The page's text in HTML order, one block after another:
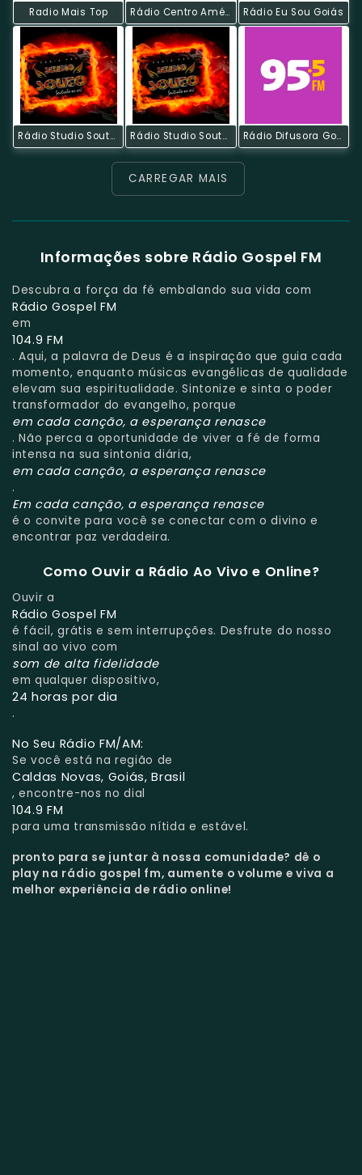
Radio Mais Top Rádio Centro América FM Rádio Eu Sou Goiás
Rádio Studio Souto - Sertanejo Universitário Rádio Studio Souto - Tecnobrega Rádio Difusora Goiânia
CARREGAR MAIS
Informações sobre Rádio Gospel FM
Descubra a força da fé embalando sua vida com
Rádio Gospel FM
em
104.9 FM
. Aqui, a palavra de Deus é a inspiração que guia cada
momento, enquanto músicas evangélicas de qualidade
elevam sua espiritualidade. Sintonize e sinta o poder
transformador do evangelho, porque
em cada canção, a esperança renasce
. Não perca a oportunidade de viver a fé de forma
intensa na sua sintonia diária,
em cada canção, a esperança renasce
.
Em cada canção, a esperança renasce
é o convite para você se conectar com o divino e
encontrar paz verdadeira.
Como Ouvir a Rádio Ao Vivo e Online?
Ouvir a
Rádio Gospel FM
é fácil, grátis e sem interrupções. Desfrute do nosso
sinal ao vivo com
som de alta fidelidade
em qualquer dispositivo,
24 horas por dia
.
No Seu Rádio FM/AM:
Se você está na região de
Caldas Novas, Goiás, Brasil
, encontre-nos no dial
104.9 FM
para uma transmissão nítida e estável.
pronto para se juntar à nossa comunidade? dê o
play na rádio gospel fm, aumente o volume e viva a
melhor experiência de rádio online!